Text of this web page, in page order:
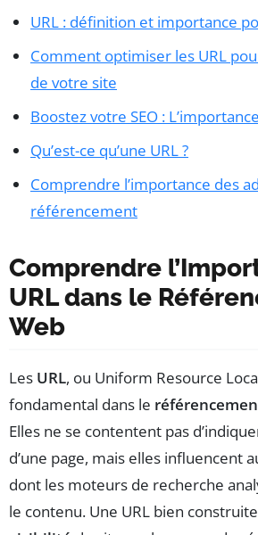
URL : définition et importance
Comment optimiser les URL
de votre site
Boostez votre SEO :
Qu’est-ce qu’une URL ?
Comprendre l’importance des
référencement
Comprendre
URL dans le
Web
Les URL, ou Uniform Resource
fondamental dans le
Elles ne se contentent pas
d’une page, mais elles influencent
dont les moteurs de recherche
le contenu. Une URL bien